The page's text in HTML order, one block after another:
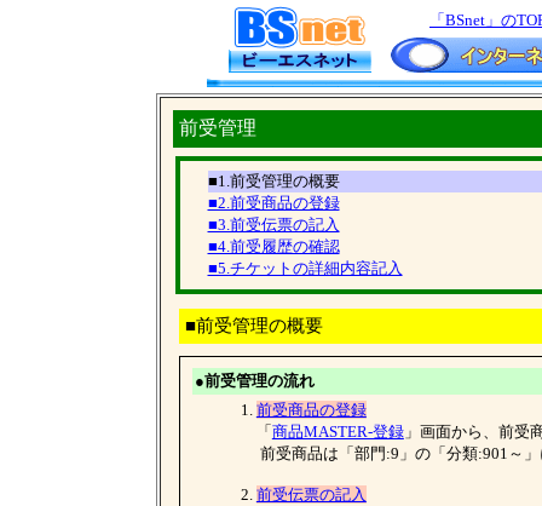
「BSnet」の
前受管理
■1.前受管理の概要
■2.前受商品の登録
■3.前受伝票の記入
■4.前受履歴の確認
■5.チケットの詳細内容記入
■前受管理の概要
●前受管理の流れ
1. 前受商品の登録
「 商品MASTER-登録」画面から、前受
前受商品は「部門:9」の「分類:901～」
2. 前受伝票の記入